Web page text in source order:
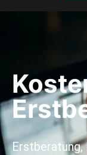
Erstberatung,